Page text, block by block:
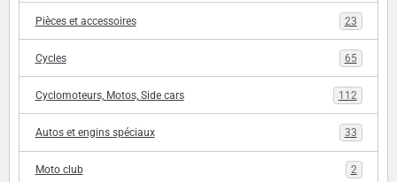
Pièces et accessoires 23
Cycles 65
Cyclomoteurs, Motos, Side cars 112
Autos et engins spéciaux 33
Moto club 2